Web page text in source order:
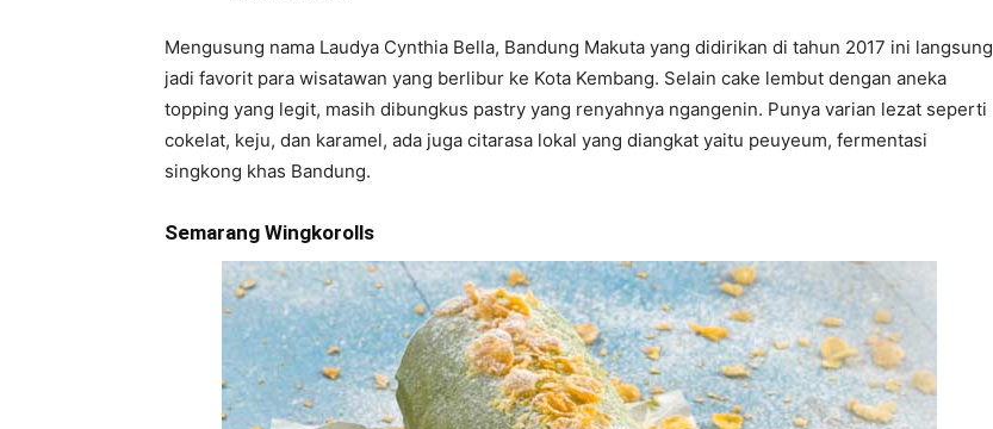
Mengusung nama Laudya Cynthia Bella, Bandung Makuta yang didirikan di tahun 2017 ini langsung
jadi favorit para wisatawan yang berlibur ke Kota Kembang. Selain cake lembut dengan aneka
topping yang legit, masih dibungkus pastry yang renyahnya ngangenin. Punya varian lezat seperti
cokelat, keju, dan karamel, ada juga citarasa lokal yang diangkat yaitu peuyeum, fermentasi
singkong khas Bandung.
Semarang Wingkorolls